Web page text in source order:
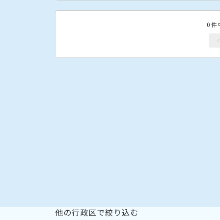
0件
他の行政区で絞り込む